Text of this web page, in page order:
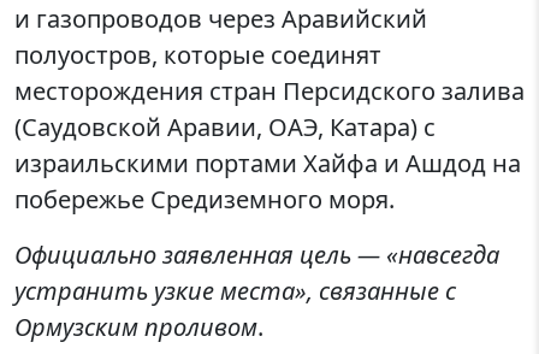
и газопроводов через Аравийский
полуостров, которые соединят
месторождения стран Персидского залива
(Саудовской Аравии, ОАЭ, Катара) с
израильскими портами Хайфа и Ашдод на
побережье Средиземного моря.
Официально заявленная цель — «навсегда
устранить узкие места», связанные с
Ормузским проливом.